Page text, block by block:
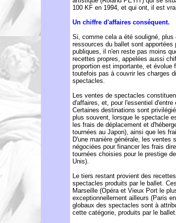
100 KF en 1994, et qui ont, il est
Un chiffre d'affaires conséquent.
Si, comme cela a été souligné, plus
ressources du ballet sont apportées
publiques, il n'en reste pas moins
recettes propres, appelées aussi
proportion est importante, et évolue
toutefois pas à couvrir les charges
spectacles.
Les ventes de spectacles
d'affaires, et, pour l'essentiel
Certaines destinations sont
plus souvent, lorsque le spectacle
les frais de déplacement et
tournées au Japon), ainsi que les
D'une manière générale, les ventes
négociées pour financer les frais
tournées choisies pour le prestige
Unis).
Le tiers restant provient des
spectacles produits par le ballet.
Marseille (Opéra et Vieux Port le
exceptionnellement ailleurs (Paris
globaux des spectacles sont à
cette catégorie, produits par le ballet.